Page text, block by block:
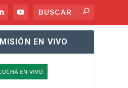
EN VIVO